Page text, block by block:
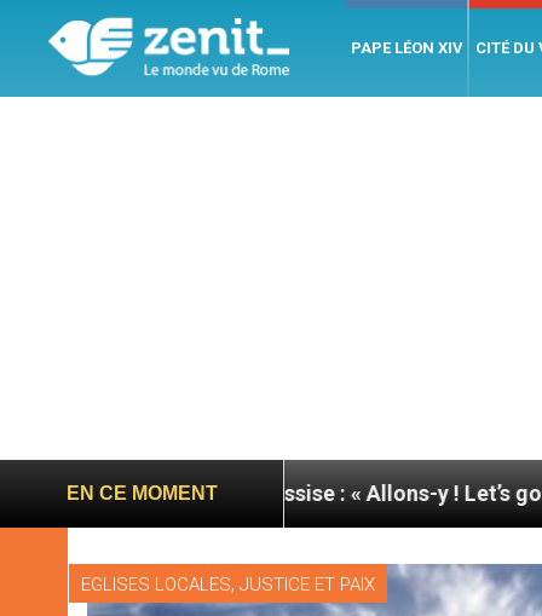
PAPE LÉON XIV CITÉ DU
EN CE MOMENT
du pape à Assise : « Allons-y ! Let’s go ! »
EGLISES LOCALES, JUSTICE ET PAIX